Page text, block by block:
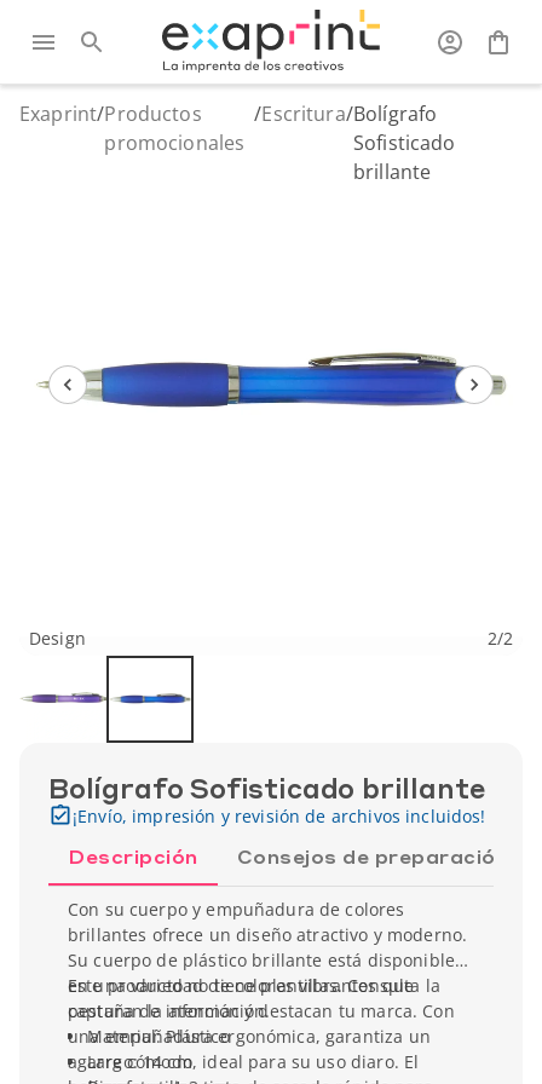
Exaprint/Productos
promocionales
/Escritura/Bolígrafo
Sofisticado
brillante
Design 2/2
Bolígrafo Sofisticado brillante
¡Envío, impresión y revisión de archivos incluidos!
Descripción Consejos de preparación
Con su cuerpo y empuñadura de colores
brillantes ofrece un diseño atractivo y moderno.
Su cuerpo de plástico brillante está disponible
en una variedad de colores vibrantes que
capturan la atención y destacan tu marca. Con
una empuñadura ergonómica, garantiza un
agarre cómodo, ideal para su uso diaro. El
Este producto no tiene plantillas. Consulta la
pestaña de información.
Material: Plástico
Largo: 14 cm